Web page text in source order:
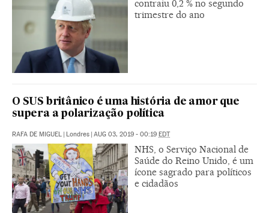
contraiu 0,2 % no segundo
trimestre do ano
O SUS britânico é uma história de amor que
supera a polarização política
RAFA DE MIGUEL | Londres | AUG 03, 2019 - 00:19 EDT
NHS, o Serviço Nacional de
Saúde do Reino Unido, é um
ícone sagrado para políticos
e cidadãos